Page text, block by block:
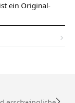
ein Original-